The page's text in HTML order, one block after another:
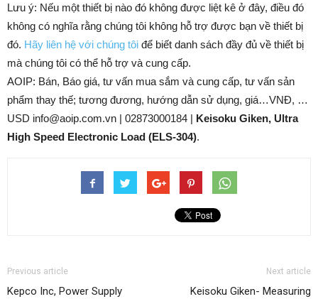
Lưu ý: Nếu một thiết bị nào đó không được liệt kê ở đây, điều đó
không có nghĩa rằng chúng tôi không hỗ trợ được bạn về thiết bị
đó. Hãy liên hệ với chúng tôi để biết danh sách đầy đủ về thiết bị
mà chúng tôi có thể hỗ trợ và cung cấp.
AOIP: Bán, Báo giá, tư vấn mua sắm và cung cấp, tư vấn sản
phẩm thay thế; tương đương, hướng dẫn sử dụng, giá…VNĐ, …
USD info@aoip.com.vn | 02873000184 | Keisoku Giken, Ultra
High Speed Electronic Load (ELS-304).
Previous article
Kepco Inc, Power Supply
Next article
Keisoku Giken- Measuring